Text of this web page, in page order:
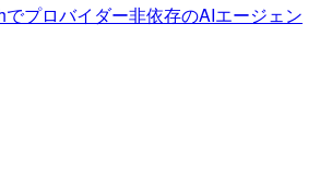
プロバイダー非依存のAIエージェン